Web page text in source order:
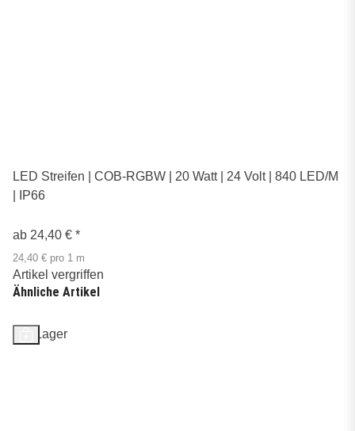
LED Streifen | COB-RGBW | 20 Watt | 24 Volt | 840 LED/M
| IP66
ab 24,40 € *
24,40 € pro 1 m
Artikel vergriffen
Ähnliche Artikel
Auf Lager